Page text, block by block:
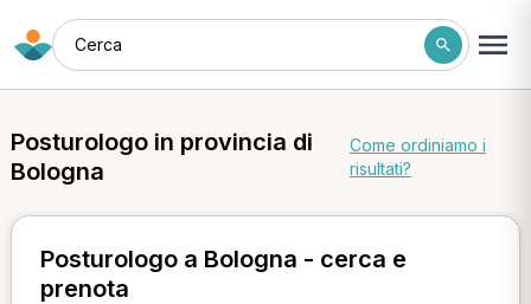
Cerca
Posturologo in provincia di
Bologna
Come ordiniamo i
risultati?
Posturologo a Bologna - cerca e
prenota